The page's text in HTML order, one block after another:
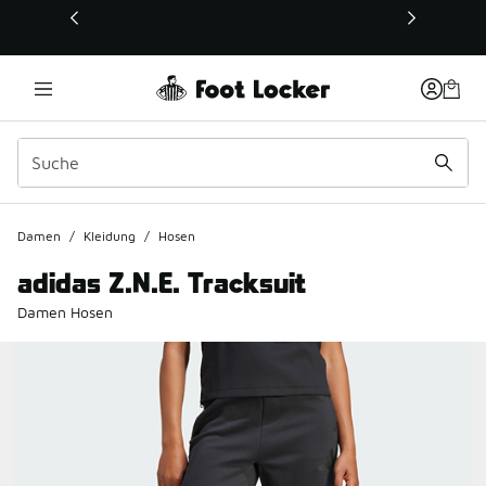
Dieser Link öffnet sich in einem neuen Fenster
Damen / Kleidung / Hosen
adidas Z.N.E. Tracksuit
Damen Hosen